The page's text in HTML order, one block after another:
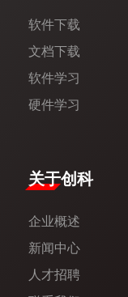
软件下载
文档下载
软件学习
硬件学习
​关于创科​
企业概述
新闻中心​
人才招聘